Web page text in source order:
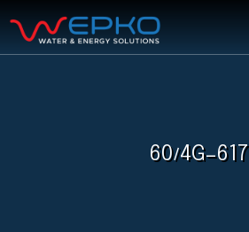
60/4G-617